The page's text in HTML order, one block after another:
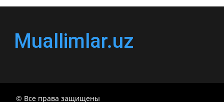
Muallimlar.uz
© Все права защищены